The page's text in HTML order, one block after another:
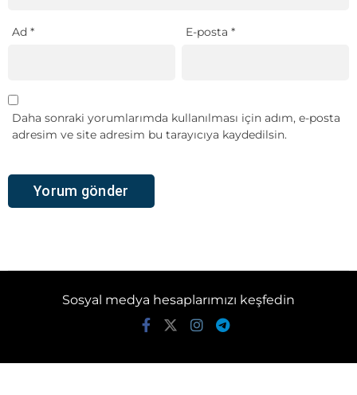
Ad * E-posta*
Daha sonraki yorumlarımda kullanılması için adım, e-posta
adresim ve site adresim bu tarayıcıya kaydedilsin.
Sosyal medya hesaplarımızı keşfedin